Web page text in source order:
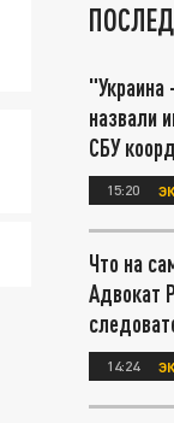
"Украина
назвали
СБУ
15:20
Что на
Адвокат
14:24